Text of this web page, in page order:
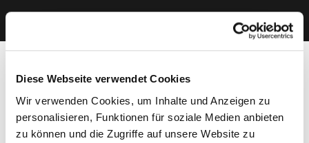
Diese Webseite verwendet Cookies
Wir verwenden Cookies, um Inhalte und Anzeigen zu
personalisieren, Funktionen für soziale Medien anbieten
zu können und die Zugriffe auf unsere Website zu